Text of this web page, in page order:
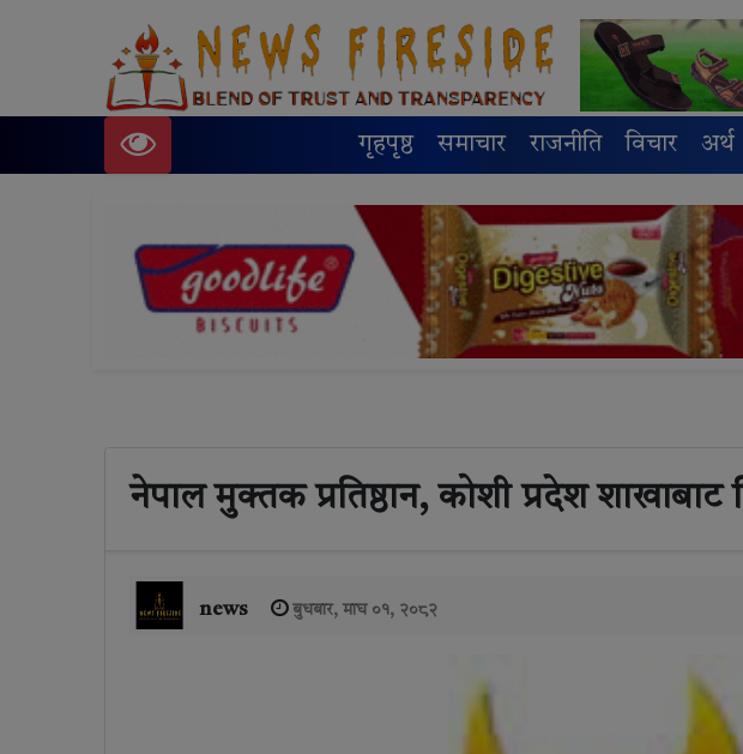
गृहपृष्ठ समाचार राजनीति विचार अर्थ
नेपाल मुक्तक प्रतिष्ठान, कोशी प्रदेश शाखाबाट
news बुधबार, माघ ०१, २०८२